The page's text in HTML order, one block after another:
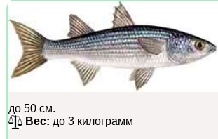
до 50 см.
Вес: до 3 килограмм